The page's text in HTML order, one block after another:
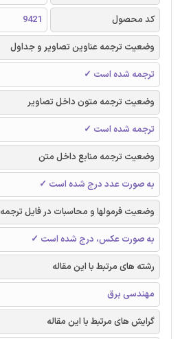
کد محصول
9421
وضعیت ترجمه عناوین تصاویر و جداول
ترجمه شده است ✓
وضعیت ترجمه متون داخل تصاویر
ترجمه شده است ✓
وضعیت ترجمه منابع داخل متن
به صورت عدد درج شده است ✓
وضعیت فرمولها و محاسبات در فایل ترجمه
به صورت عکس، درج شده است ✓
رشته های مرتبط با این مقاله
مهندسی برق
گرایش های مرتبط با این مقاله